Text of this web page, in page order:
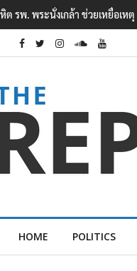
งจูงใจ เหตุยิงในโรงเรียนเทพศิ
HOME POLITICS